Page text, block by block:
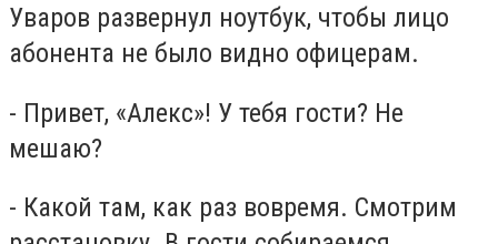
Уваров развернул ноутбук, чтобы лицо
абонента не было видно офицерам.
- Привет, «Алекс»! У тебя гости? Не
мешаю?
- Какой там, как раз вовремя. Смотрим